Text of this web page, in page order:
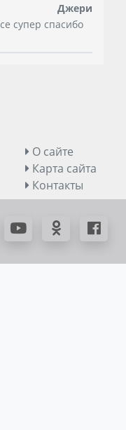
Джери
супер спасибо
О сайте
Карта сайта
Контакты